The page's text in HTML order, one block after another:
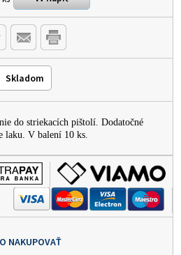
Skladom
do striekacích pištolí. Dodatočné
laku. V balení 10 ks.
NAKUPOVAŤ